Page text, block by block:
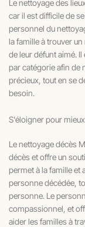
Le nettoyage des
car il est difficile de
personnel du
la famille à trouver
de leur défunt aimé.
par catégorie afin de
précieux, tout en se
besoin.
S'éloigner pour
Le nettoyage décès
décès et offre un
permet à la famille et
personne décédée,
personne. Le
compassionnel, et
aider les familles à